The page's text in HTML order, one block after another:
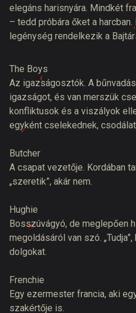
elegáns harisnyára. Mindkét
– tedd próbára őket a
legénység rendelkezik a
The Boys
Az igazságosztók. A
igazságot, és van merszük
konfliktusok és a viszályok
egyként cselekednek,
Butcher
A csapat vezetője. Kordában
„szeretik”, akár nem.
Hughie
Bosszúvágyó, de meglepően
megoldásáról van szó.
dolgokat.
Frenchie
Egy ezermester francia, aki
szakértője is.